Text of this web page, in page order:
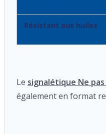
Résistant aux huiles
Le signalétique Ne pas
également en format